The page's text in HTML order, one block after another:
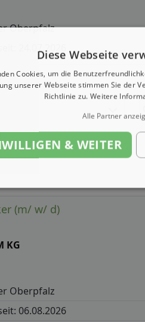
Oberpfalz
24.07.2026
(m/ w/ d)
KG
Oberpfalz
06.08.2026
Diese Webseite
Cookies, um die
unserer Webseite stimmen Sie der
Richtlinie zu. Weitere
Alle Partner
& WEITER